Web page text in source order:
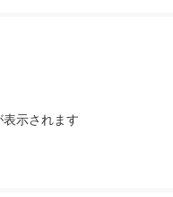
示されます